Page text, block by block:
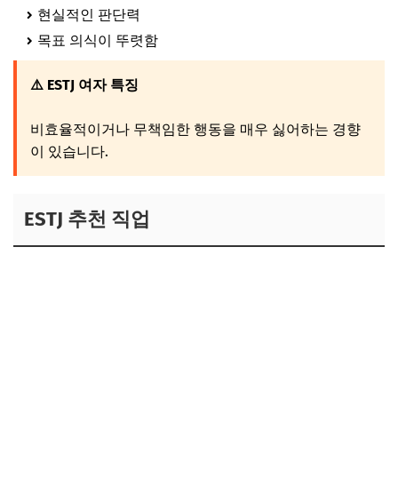
현실적인 판단력
목표 의식이 뚜렷함
⚠️ ESTJ 여자 특징
비효율적이거나 무책임한 행동을 매우 싫어하는 경향
이 있습니다.
ESTJ 추천 직업